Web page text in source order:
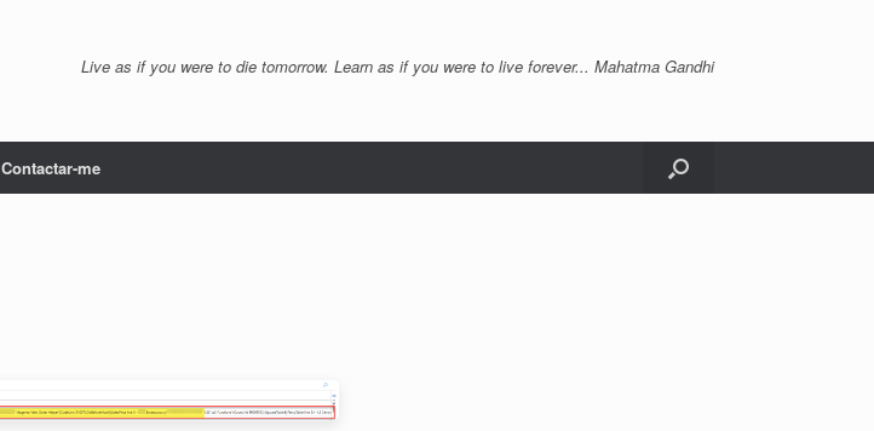
Live as if you were to die tomorrow. Learn as if you were to live forever... Mahatma Gandhi
Contactar-me